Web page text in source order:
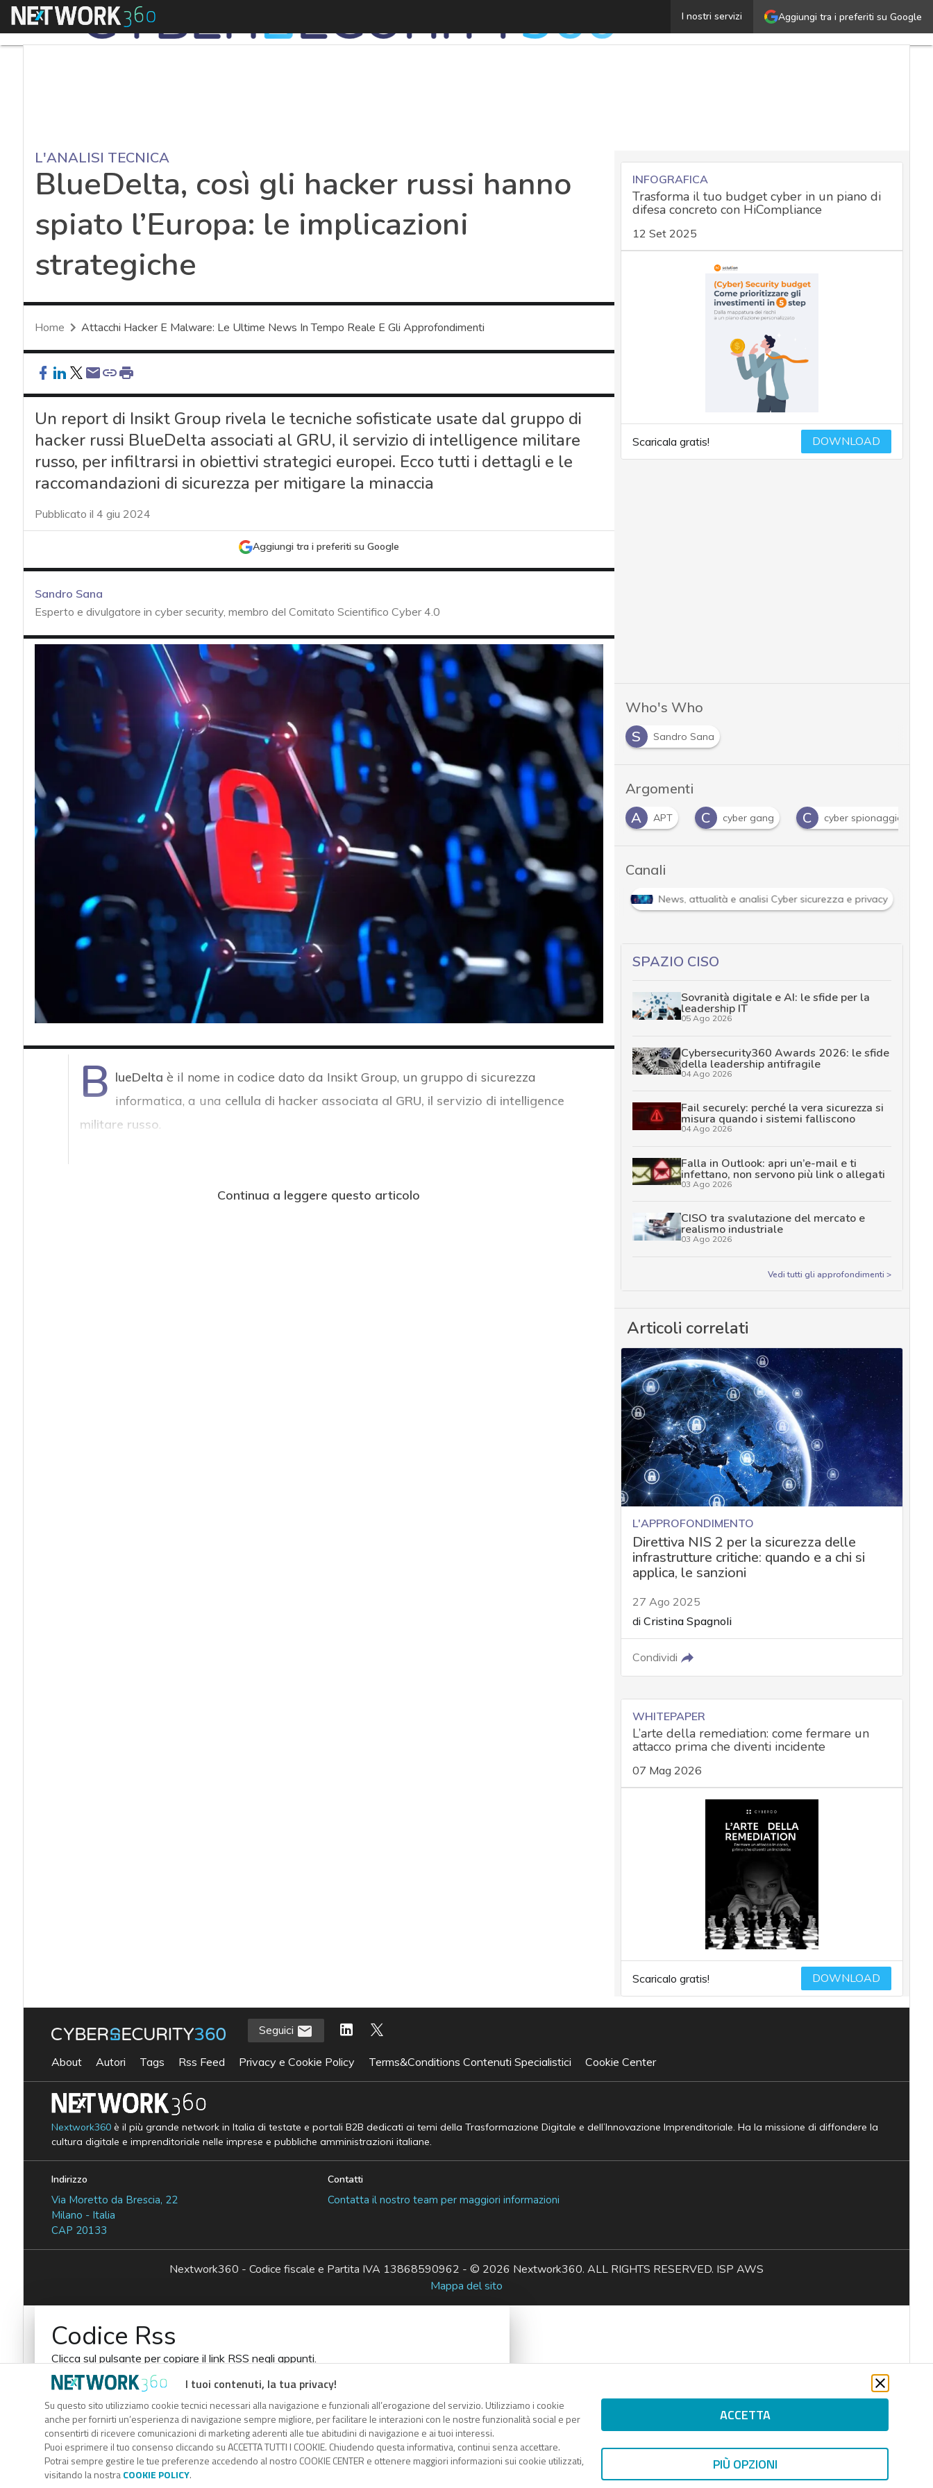
Aggiungi tra i preferiti su Google
I nostri servizi
Menu BlueDelta, così gli hacker russi hanno spiato l’Europa:
L'ANALISI TECNICA
BlueDelta, così gli hacker russi hanno
spiato l’Europa: le implicazioni
strategiche
Home Attacchi Hacker E Malware: Le Ultime News In Tempo Reale E Gli Approfondimenti
Un report di Insikt Group rivela le tecniche sofisticate usate dal gruppo di
hacker russi BlueDelta associati al GRU, il servizio di intelligence militare
russo, per infiltrarsi in obiettivi strategici europei. Ecco tutti i dettagli e le
raccomandazioni di sicurezza per mitigare la minaccia
Pubblicato il 4 giu 2024
Aggiungi tra i preferiti su Google
Sandro Sana
Esperto e divulgatore in cyber security, membro del Comitato Scientifico Cyber 4.0
B lueDelta è il nome in codice dato da Insikt Group, un gruppo di sicurezza
informatica, a una cellula di hacker associata al GRU, il servizio di intelligence
militare russo.
Continua a leggere questo articolo
INFOGRAFICA
Trasforma il tuo budget cyber in un piano di
difesa concreto con HiCompliance
12 Set 2025
Scaricala gratis! DOWNLOAD
Who's Who
S
Sandro Sana
Argomenti
Advanced Persistent Threat A APT C cyber gang C cyber spionaggio
Canali
Attacchi hacker e Malware: le ultime news in tempo reale e gli approfondimenti News, attualità e analisi Cyber sicurezza e privacy
SPAZIO CISO
Sovranità digitale e AI: le sfide per la
leadership IT
05 Ago 2026
Cybersecurity360 Awards 2026: le sfide
della leadership antifragile
04 Ago 2026
Fail securely: perché la vera sicurezza si
misura quando i sistemi falliscono
04 Ago 2026
Falla in Outlook: apri un’e-mail e ti
infettano, non servono più link o allegati
03 Ago 2026
CISO tra svalutazione del mercato e
realismo industriale
03 Ago 2026
Vedi tutti gli approfondimenti >
Articoli correlati
L'APPROFONDIMENTO
Direttiva NIS 2 per la sicurezza delle
infrastrutture critiche: quando e a chi si
applica, le sanzioni
27 Ago 2025
di Cristina Spagnoli
Condividi
WHITEPAPER
L’arte della remediation: come fermare un
attacco prima che diventi incidente
07 Mag 2026
Scaricalo gratis! DOWNLOAD
I tuoi contenuti, la tua privacy!
Su questo sito utilizziamo cookie tecnici necessari alla navigazione e funzionali all’erogazione del servizio. Utilizziamo i cookie
anche per fornirti un’esperienza di navigazione sempre migliore, per facilitare le interazioni con le nostre funzionalità social e per
consentirti di ricevere comunicazioni di marketing aderenti alle tue abitudini di navigazione e ai tuoi interessi.
Puoi esprimere il tuo consenso cliccando su ACCETTA TUTTI I COOKIE. Chiudendo questa informativa, continui senza accettare.
Potrai sempre gestire le tue preferenze accedendo al nostro COOKIE CENTER e ottenere maggiori informazioni sui cookie utilizzati,
visitando la nostraCOOKIE POLICY.
ACCETTA
PIÙ OPZIONI
Seguici
About Autori Tags Rss Feed Privacy e Cookie Policy Terms&Conditions Contenuti Specialistici Cookie Center
Nextwork360è il più grande network in Italia di testate e portali B2B dedicati ai temi della Trasformazione Digitale e dell’Innovazione Imprenditoriale. Ha la missione di diffondere la
cultura digitale e imprenditoriale nelle imprese e pubbliche amministrazioni italiane.
Indirizzo
Via Moretto da Brescia, 22
Milano - Italia
CAP 20133
Contatti
Contatta il nostro team per maggiori informazioni
Nextwork360 - Codice fiscale e Partita IVA 13868590962 - © 2026 Nextwork360. ALL RIGHTS RESERVED. ISP AWS
Mappa del sito
Codice Rss
Clicca sul pulsante per copiare il link RSS negli appunti.
RSS link
COPIA LINK